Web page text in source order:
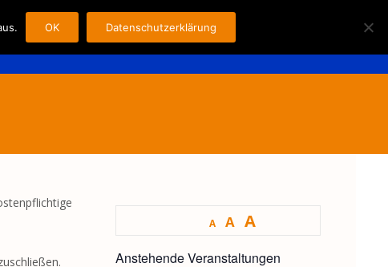
Fahrer Kontakt Impressum
for:
A A A
Anstehende Veranstaltungen
OK Datenschutzerklärung